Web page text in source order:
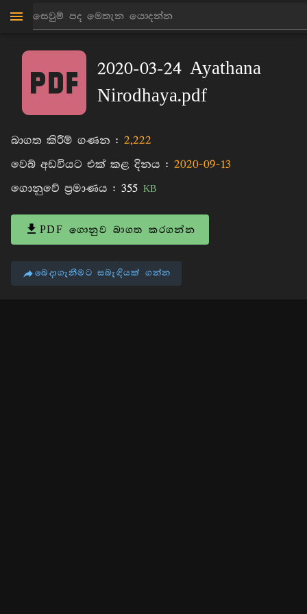
2020-03-24 Ayathana
Nirodhaya.pdf
බාගත කිරීම් ගණන : 2,222
වෙබ් අඩවියට එක් කළ දිනය : 2020-09-13
ගොනුවේ ප්‍රමාණය : 355 KB
PDF ගොනුව බාගත කරගන්න
බෙදාගැනීමට සබැඳියක් ගන්න